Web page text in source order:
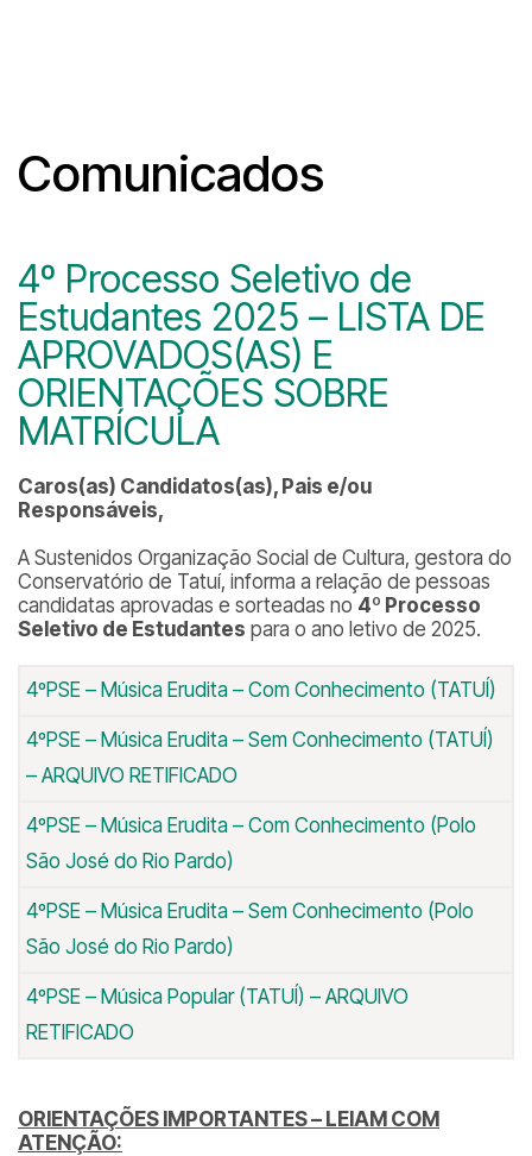
Comunicados
4º Processo Seletivo de
Estudantes 2025 – LISTA DE
APROVADOS(AS) E
ORIENTAÇÕES SOBRE
MATRÍCULA
Caros(as) Candidatos(as), Pais e/ou
Responsáveis,
A Sustenidos Organização Social de Cultura, gestora do
Conservatório de Tatuí, informa a relação de pessoas
candidatas aprovadas e sorteadas no 4º Processo
Seletivo de Estudantes para o ano letivo de 2025.
4ºPSE – Música Erudita – Com Conhecimento (TATUÍ)
4ºPSE – Música Erudita – Sem Conhecimento (TATUÍ)
– ARQUIVO RETIFICADO
4ºPSE – Música Erudita – Com Conhecimento (Polo
São José do Rio Pardo)
4ºPSE – Música Erudita – Sem Conhecimento (Polo
São José do Rio Pardo)
4ºPSE – Música Popular (TATUÍ) – ARQUIVO
RETIFICADO
ORIENTAÇÕES IMPORTANTES – LEIAM COM
ATENÇÃO: